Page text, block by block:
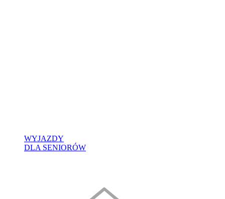
WYJAZDY
DLA SENIORÓW